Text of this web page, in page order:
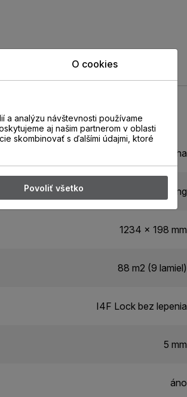
Kompozitná podlaha
SPC Living
1234 x 198 mm
88 m2 (9 lamiel)
I4F Lock bez lepenia
5 mm
áno
O cookies
a analýzu návštevnosti používame
aj našim partnerom v oblasti
skombinovať s ďalšími údajmi, ktoré
Povoliť všetko